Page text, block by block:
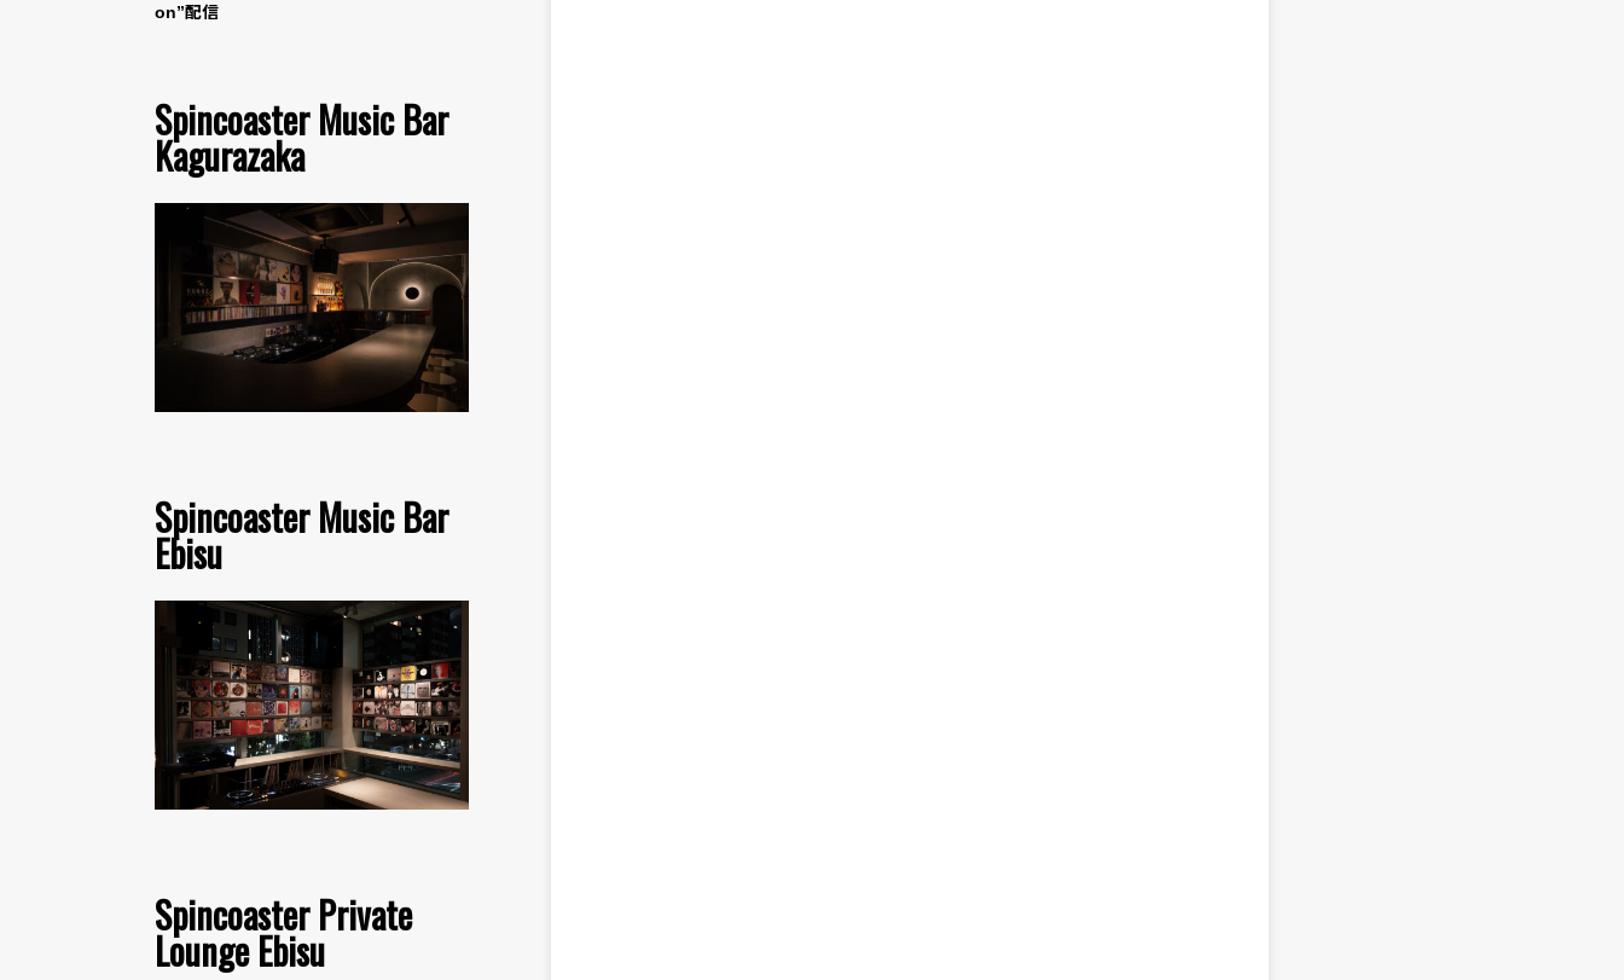
on”配信
Spincoaster Music Bar
Kagurazaka
Spincoaster Music Bar
Ebisu
Spincoaster Private
Lounge Ebisu